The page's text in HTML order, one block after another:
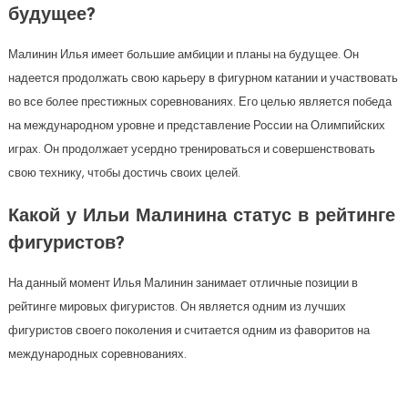
будущее?
Малинин Илья имеет большие амбиции и планы на будущее. Он
надеется продолжать свою карьеру в фигурном катании и участвовать
во все более престижных соревнованиях. Его целью является победа
на международном уровне и представление России на Олимпийских
играх. Он продолжает усердно тренироваться и совершенствовать
свою технику, чтобы достичь своих целей.
Какой у Ильи Малинина статус в рейтинге
фигуристов?
На данный момент Илья Малинин занимает отличные позиции в
рейтинге мировых фигуристов. Он является одним из лучших
фигуристов своего поколения и считается одним из фаворитов на
международных соревнованиях.